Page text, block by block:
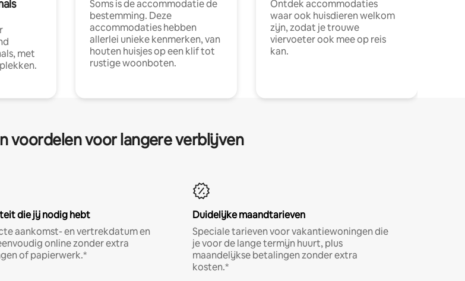
met
Soms is de accommodatie de
bestemming. Deze
accommodaties hebben
allerlei unieke kenmerken, van
houten huisjes op een klif tot
rustige woonboten.
Ontdek accommodaties
waar ook huisdieren welkom
zijn, zodat je trouwe
viervoeter ook mee op reis
kan.
voordelen voor langere verblijven
die jij nodig hebt
aankomst- en vertrekdatum en
online zonder extra
of papierwerk.*
Duidelijke maandtarieven
Speciale tarieven voor vakantiewoningen die
je voor de lange termijn huurt, plus
maandelijkse betalingen zonder extra
kosten.*